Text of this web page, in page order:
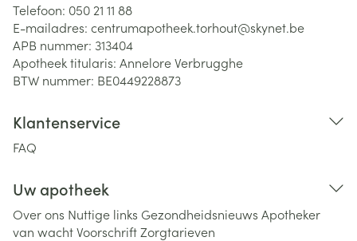
Telefoon: 050 21 11 88
E-mailadres: centrumapotheek.torhout@skynet.be
APB nummer: 313404
Apotheek titularis: Annelore Verbrugghe
BTW nummer: BE0449228873
Klantenservice
FAQ
Uw apotheek
Over ons Nuttige links Gezondheidsnieuws Apotheker
van wachtVoorschriftZorgtarieven